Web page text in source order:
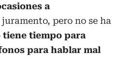
a
pero no se ha
tiene tiempo para
para hablar mal